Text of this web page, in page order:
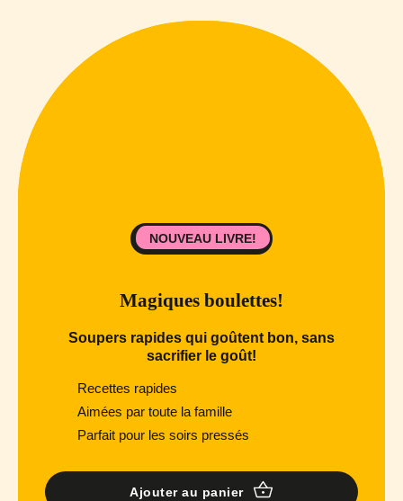
Magiques boulettes!
Soupers rapides qui goûtent bon, sans
sacrifier le goût!
Recettes rapides
Aimées par toute la famille
Parfait pour les soirs pressés
Ajouter au panier
NOUVEAU LIVRE!